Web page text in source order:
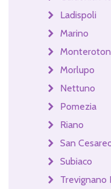
Ladispoli
Marino
Morlupo
Nettuno
Pomezia
Riano
San
Subiaco
Trevignano